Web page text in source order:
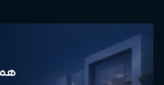
همیار امنیت